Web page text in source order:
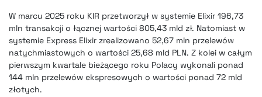
FINTEKEXTRA
OKIEM EKSPERTA
W marcu 2025 roku KIR przetworzył w systemie Elixir 196,73
mln transakcji o łącznej wartości 805,43 mld zł. Natomiast w
systemie Express Elixir zrealizowano 52,67 mln przelewów
natychmiastowych o wartości 25,68 mld PLN. Z kolei w całym
pierwszym kwartale bieżącego roku Polacy wykonali ponad
144 mln przelewów ekspresowych o wartości ponad 72 mld
złotych.